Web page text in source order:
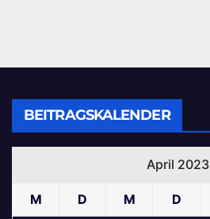
BEITRAGSKALENDER
April 2023
M D M D